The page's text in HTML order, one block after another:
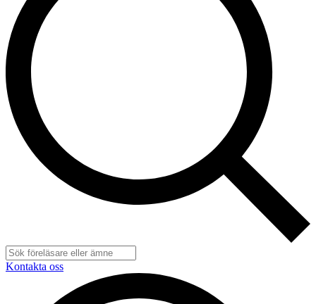
Kontakta oss